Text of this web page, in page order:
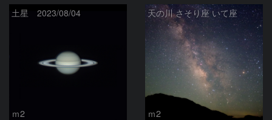
土星 2023/08/04
ｍ2
天の川 さそり座 いて座
ｍ2